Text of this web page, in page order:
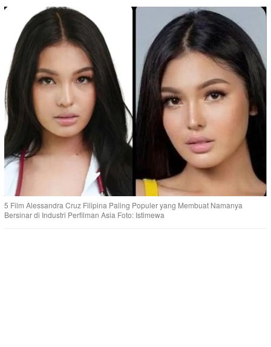
5 Film Alessandra Cruz Filipina Paling Populer yang Membuat Namanya
Bersinar di Industri Perfilman Asia Foto: Istimewa